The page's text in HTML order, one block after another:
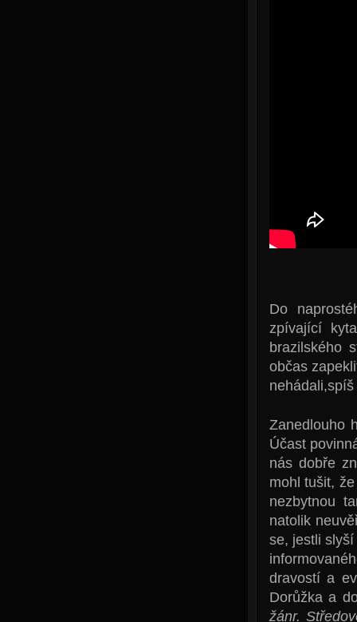
Do
zpívající
brazilského
občas
Zanedlouho
Účast
nás dobře
mohl tušit,
nezbytnou
natolik
se, jestli
dravostí a
Dorůžka a
žánr.